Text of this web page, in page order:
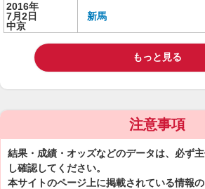
2016年
7月2日
中京
新馬
もっと見る
注意事項
結果・成績・オッズなどのデータは、必ず
し確認してください。
本サイトのページ上に掲載されている情報